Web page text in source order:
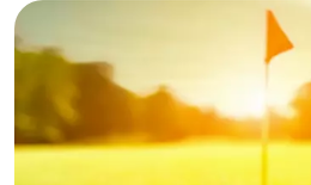
-
Stationnement
Tram
Croisière